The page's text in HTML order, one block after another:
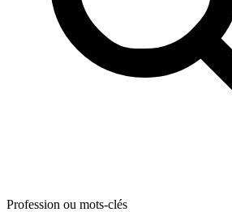
Profession ou mots-clés